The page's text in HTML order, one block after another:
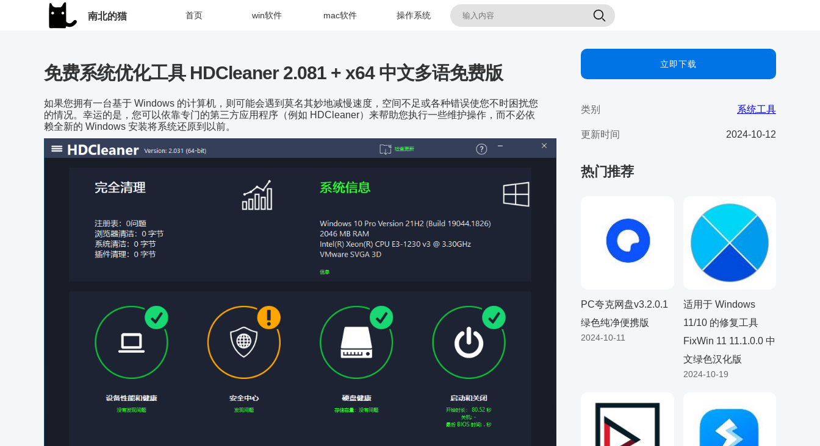
南北的猫 首页 win软件 mac软件 操作系统
免费系统优化工具 HDCleaner 2.081 + x64 中文多语免费版
如果您拥有一台基于 Windows 的计算机，则可能会遇到莫名其妙地减慢速度，空间不足或各种错误使您不时困扰您
的情况。幸运的是，您可以依靠专门的第三方应用程序（例如 HDCleaner）来帮助您执行一些维护操作，而不必依
赖全新的 Windows 安装将系统还原到以前。
立即下载
类别 系统工具
更新时间 2024-10-12
热门推荐
PC夸克网盘v3.2.0.1
绿色纯净便携版
2024-10-11
适用于 Windows
11/10 的修复工具
FixWin 11 11.1.0.0 中
文绿色汉化版
2024-10-19